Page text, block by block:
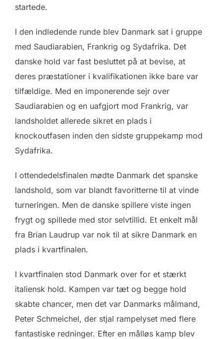
startede.
I den indledende runde blev Danmark sat i gruppe
med Saudiarabien, Frankrig og Sydafrika. Det
danske hold var fast besluttet på at bevise, at
deres præstationer i kvalifikationen ikke bare var
tilfældige. Med en imponerende sejr over
Saudiarabien og en uafgjort mod Frankrig, var
landsholdet allerede sikret en plads i
knockoutfasen inden den sidste gruppekamp mod
Sydafrika.
I ottendedelsfinalen mødte Danmark det spanske
landshold, som var blandt favoritterne til at vinde
turneringen. Men de danske spillere viste ingen
frygt og spillede med stor selvtillid. Et enkelt mål
fra Brian Laudrup var nok til at sikre Danmark en
plads i kvartfinalen.
I kvartfinalen stod Danmark over for et stærkt
italiensk hold. Kampen var tæt og begge hold
skabte chancer, men det var Danmarks målmand,
Peter Schmeichel, der stjal rampelyset med flere
fantastiske redninger. Efter en målløs kamp blev